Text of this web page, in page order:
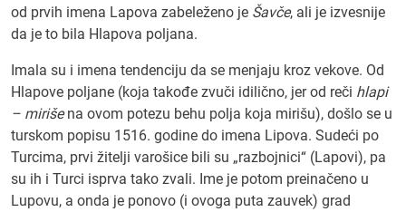
od prvih imena Lapova zabeleženo je Šavče, ali je izvesnije
da je to bila Hlapova poljana.
Imala su i imena tendenciju da se menjaju kroz vekove. Od
Hlapove poljane (koja takođe zvuči idilično, jer od reči hlapi
– mirišena ovom potezu behu polja koja mirišu), došlo se u
turskom popisu 1516. godine do imena Lipova. Sudeći po
Turcima, prvi žitelji varošice bili su „razbojnici“ (Lapovi), pa
su ih i Turci isprva tako zvali. Ime je potom preinačeno u
Lupovu, a onda je ponovo (i ovoga puta zauvek) grad